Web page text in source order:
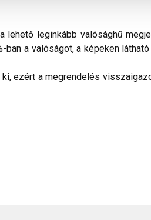
leginkább valósághű
a valóságot, a képeken
ezért a megrendelés